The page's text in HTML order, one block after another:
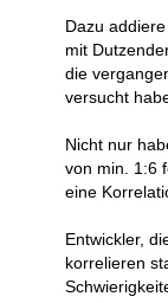
Dazu
mit
die
versucht
Nicht nur
von min. 1:6
eine
Entwickler,
korrelieren